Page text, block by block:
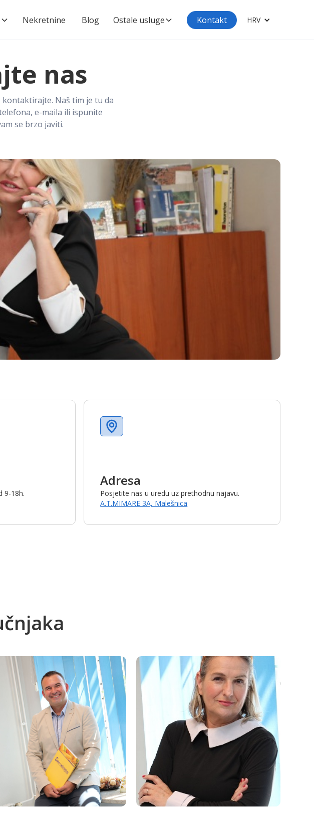
Nekretnine Blog Ostale usluge Kontakt HRV
nas
Naš tim je tu da
e-maila ili ispunite
se brzo javiti.
9-18h.
Adresa
Posjetite nas u uredu uz prethodnu najavu.
A.T.MIMARE 3A, Malešnica